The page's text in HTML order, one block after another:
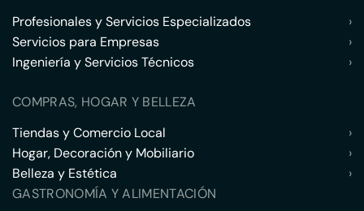
Profesionales y Servicios Especializados
›
Servicios para Empresas
›
Ingeniería y Servicios Técnicos
›
COMPRAS, HOGAR Y BELLEZA
Tiendas y Comercio Local
›
Hogar, Decoración y Mobiliario
›
Belleza y Estética
›
GASTRONOMÍA Y ALIMENTACIÓN